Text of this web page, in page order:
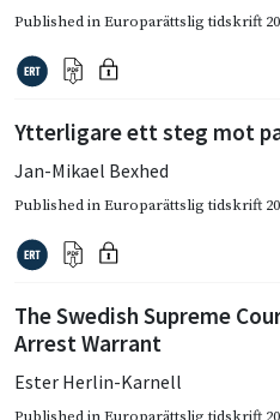
Published inEuroparättslig tidskrift
Ytterligare ett steg mot
Jan-Mikael Bexhed
Published inEuroparättslig tidskrift
The Swedish Supreme
Arrest Warrant
Ester Herlin-Karnell
Published in Europarättslig tidskrift